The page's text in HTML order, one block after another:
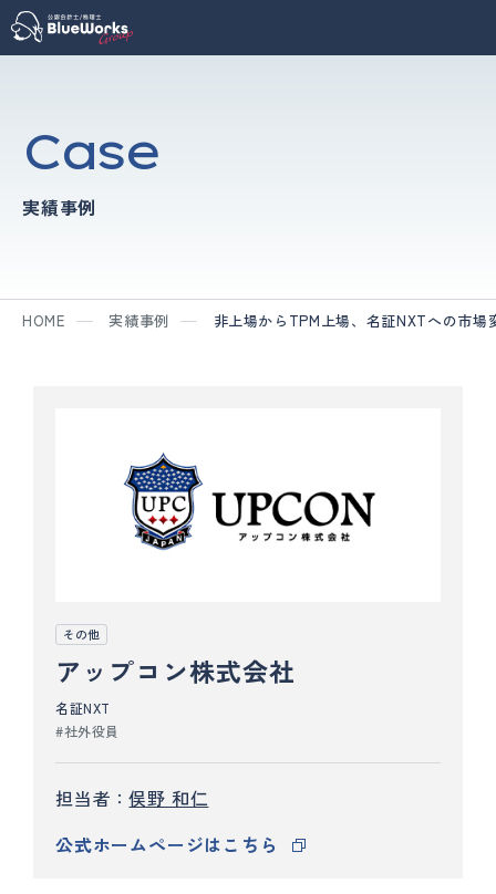
Case
実績事例
HOME 実績事例 非上場からTPM上場、名証NXTへの市
その他
アップコン株式会社
名証NXT
社外役員
担当者
俣野 和仁
公式ホームページはこちら